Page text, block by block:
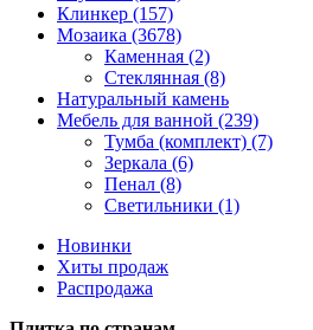
Клинкер (157)
Мозаика (3678)
Каменная (2)
Стеклянная (8)
Натуральный камень
Мебель для ванной (239)
Тумба (комплект) (7)
Зеркала (6)
Пенал (8)
Светильники (1)
Новинки
Хиты продаж
Распродажа